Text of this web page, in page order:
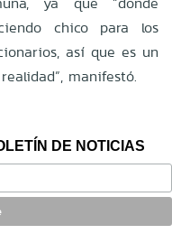
chico para los
así que es un
manifestó.
DE NOTICIAS